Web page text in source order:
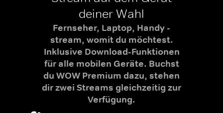
deiner Wahl
Fernseher, Laptop, Handy -
stream, womit du möchtest.
Inklusive Download-Funktionen
für alle mobilen Geräte. Buchst
du WOW Premium dazu, stehen
dir zwei Streams gleichzeitig zur
Verfügung.